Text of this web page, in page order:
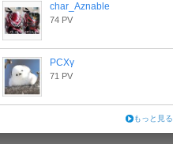
char_Aznable
74 PV
PCXγ
71 PV
もっと見る